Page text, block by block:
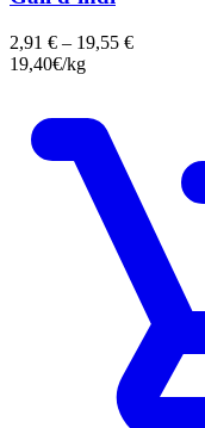
2,91 € – 19,55 €
19,40€/kg